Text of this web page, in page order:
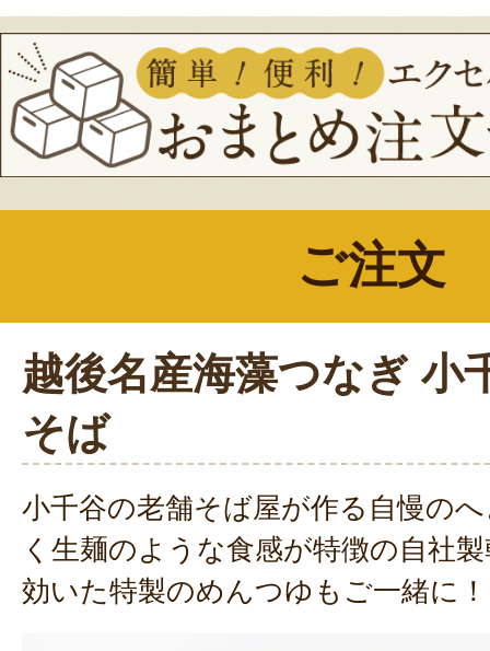
ご注文
越後名産海藻つなぎ 小
そば
小千谷の老舗そば屋が作る自慢の
く生麺のような食感が特徴の自社
効いた特製のめんつゆもご一緒に！